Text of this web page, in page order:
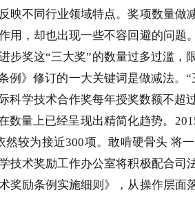
映不同行业领域特点。奖项数量
用，却也出现一些不容回避的问
步奖这“三大奖”的数量过多过滥
例》修订的一大关键词是做减法。
科学技术合作奖每年授奖数额不超
数量上已经呈现出精简化趋势。
然较为接近300项。敢啃硬骨头 将
技术奖励工作办公室将积极配合
术奖励条例实施细则》，从操作层